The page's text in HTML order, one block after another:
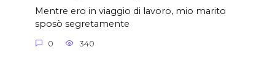
Mentre ero in viaggio di lavoro, mio marito
sposò segretamente
0 340